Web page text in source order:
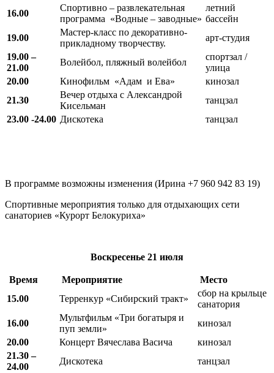
16.00
Спортивно – развлекательная
программа «Водные – заводные»
летний
бассейн
19.00
Мастер-класс по декоративно-
прикладному творчеству.
арт-студия
19.00 –
21.00
Волейбол, пляжный волейбол
спортзал /
улица
20.00
Кинофильм «Адам и Ева»
кинозал
21.30
Вечер отдыха с Александрой
Кисельман
танцзал
23.00 -24.00 Дискотека танцзал
В программе возможны изменения (Ирина +7 960 942 83 19)
Спортивные мероприятия только для отдыхающих сети
санаториев «Курорт Белокуриха»
Воскресенье 21 июля
Время Мероприятие
Место
15.00
Терренкур «Сибирский тракт»
сбор на крыльце
санатория
16.00
Мультфильм «Три богатыря и
пуп земли»
кинозал
20.00
Концерт Вячеслава Васича
кинозал
21.30 –
24.00
Дискотека танцзал